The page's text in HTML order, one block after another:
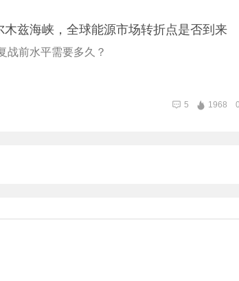
木兹海峡，全球能源市场转折点是否到来
战前水平需要多久？
5 1968